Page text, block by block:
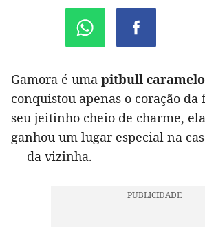
Gamora é uma pitbull caramelo
conquistou apenas o coração
seu jeitinho cheio de charme,
ganhou um lugar especial na
— da vizinha.